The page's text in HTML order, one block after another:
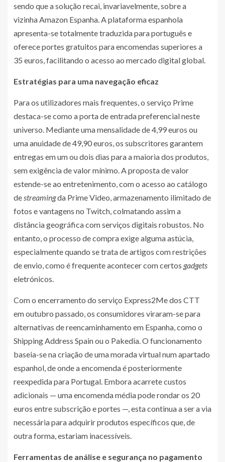
sendo que a solução recai, invariavelmente, sobre a
vizinha Amazon Espanha. A plataforma espanhola
apresenta-se totalmente traduzida para português e
oferece portes gratuitos para encomendas superiores a
35 euros, facilitando o acesso ao mercado digital global.
Estratégias para uma navegação eficaz
Para os utilizadores mais frequentes, o serviço Prime
destaca-se como a porta de entrada preferencial neste
universo. Mediante uma mensalidade de 4,99 euros ou
uma anuidade de 49,90 euros, os subscritores garantem
entregas em um ou dois dias para a maioria dos produtos,
sem exigência de valor mínimo. A proposta de valor
estende-se ao entretenimento, com o acesso ao catálogo
de streamingda Prime Video, armazenamento ilimitado de
fotos e vantagens no Twitch, colmatando assim a
distância geográfica com serviços digitais robustos. No
entanto, o processo de compra exige alguma astúcia,
especialmente quando se trata de artigos com restrições
de envio, como é frequente acontecer com certos gadgets
eletrónicos.
Com o encerramento do serviço Express2Me dos CTT
em outubro passado, os consumidores viraram-se para
alternativas de reencaminhamento em Espanha, como o
Shipping Address Spain ou o Pakedia. O funcionamento
baseia-se na criação de uma morada virtual num apartado
espanhol, de onde a encomenda é posteriormente
reexpedida para Portugal. Embora acarrete custos
adicionais — uma encomenda média pode rondar os 20
euros entre subscrição e portes —, esta continua a ser a via
necessária para adquirir produtos específicos que, de
outra forma, estariam inacessíveis.
Ferramentas de análise e segurança no pagamento